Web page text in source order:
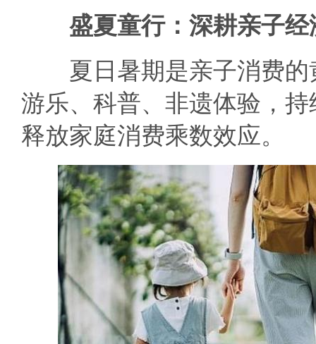
盛夏童行：深耕亲子经
夏日暑期是亲子消费的
游乐、科普、非遗体验，
释放家庭消费乘数效应。